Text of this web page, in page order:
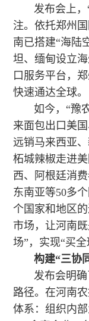
发布会上
注。依托郑州
南已搭建“海陆
坦、缅甸设立
口服务平台，
快速通达全球。
如今，“豫
来面包出口美
远销马来西亚
柘城辣椒走进
西、阿根廷消
东南亚等50多
个国家和地区
市场，让河南
场”，实现“买
构建“三协
发布会明
路径。在河南
体系：组织内